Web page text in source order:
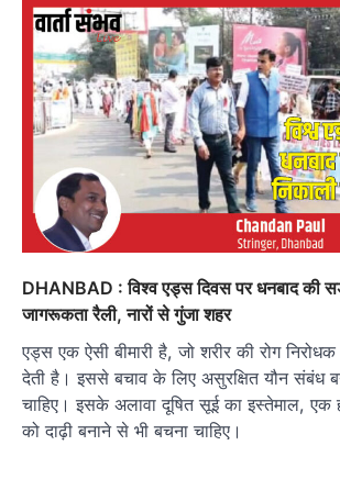
DHANBAD : विश्व एड्स दिवस पर धनबाद की
जागरूकता रैली, नारों से गुंजा शहर
एड्स एक ऐसी बीमारी है, जो शरीर की रोग
देती है। इससे बचाव के लिए असुरक्षित यौन संबंध
चाहिए। इसके अलावा दूषित सूई का इस्तेमाल, एक
को दाढ़ी बनाने से भी बचना चाहिए।